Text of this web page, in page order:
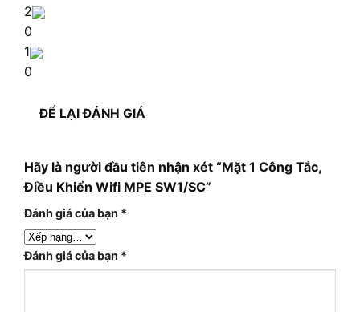
2
0
1
0
ĐỂ LẠI ĐÁNH GIÁ
Hãy là người đầu tiên nhận xét “Mặt 1 Công Tắc,
Điều Khiển Wifi MPE SW1/SC”
Đánh giá của bạn *
Đánh giá của bạn *